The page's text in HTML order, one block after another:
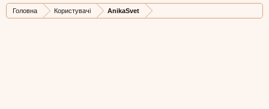
Головна Користувачі AnikaSvet